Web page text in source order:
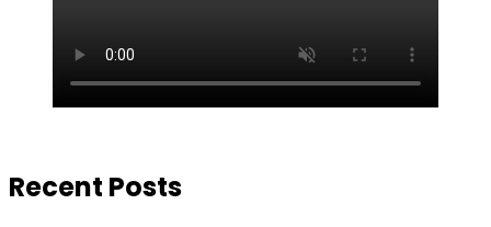
Recent Posts